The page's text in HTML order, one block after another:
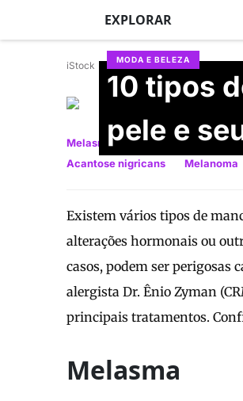
EXPLORAR
MODA E BELEZA
10 tipos
pele e
iStock
Erika Balbino
Melasma Nevos Sardas ou
Acantose nigricans
Melanoma
Existem vários tipos de
alterações hormonais ou
casos, podem ser perigosas
alergista Dr. Ênio Zyman
principais tratamentos.
Melasma